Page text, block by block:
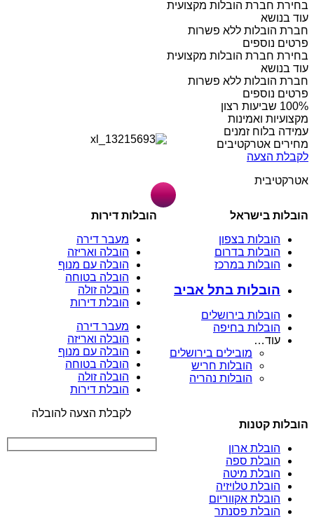
בחירת חברת הובלות מקצועית
עוד בנושא
חברת הובלות ללא פשרות
פרטים נוספים
בחירת חברת הובלות מקצועית
עוד בנושא
חברת הובלות ללא פשרות
פרטים נוספים
מקצועיות ואמינות
עמידה בלוח זמנים
מחירים אטרקטיבים
לקבלת הצעה
אטרקטיבית
הובלות בישראל
הובלות בצפון
הובלות בדרום
הובלות במרכז
הובלות בתל אביב
הובלות בירושלים
הובלות בחיפה
עוד…
מובילים בירושלים
הובלות חריש
הובלות נהריה
הובלות דירות
מעבר דירה
הובלה ואריזה
הובלה עם מנוף
הובלה בטוחה
הובלה זולה
הובלת דירות
מעבר דירה
הובלה ואריזה
הובלה עם מנוף
הובלה בטוחה
הובלה זולה
הובלת דירות
הובלות קטנות
הובלת ארון
הובלת ספה
הובלת מיטה
הובלת טלויזיה
הובלת אקווריום
הובלת פסנתר
לקבלת הצעה להובלה